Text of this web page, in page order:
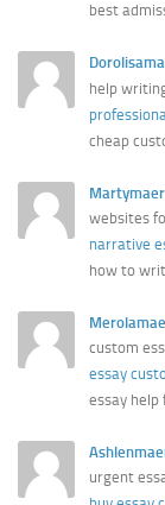
best
help
cheap
Martymaer
websites
narrative
how to
custom
essay
essay help
urgent